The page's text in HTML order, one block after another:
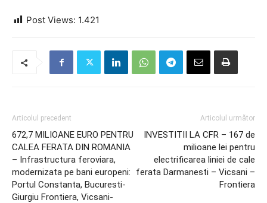
Post Views: 1.421
Articolul precedent
672,7 MILIOANE EURO PENTRU
CALEA FERATA DIN ROMANIA
– Infrastructura feroviara,
modernizata pe bani europeni:
Portul Constanta, Bucuresti-
Giurgiu Frontiera, Vicsani-
Articolul următor
INVESTITII LA CFR – 167 de
milioane lei pentru
electrificarea liniei de cale
ferata Darmanesti – Vicsani –
Frontiera